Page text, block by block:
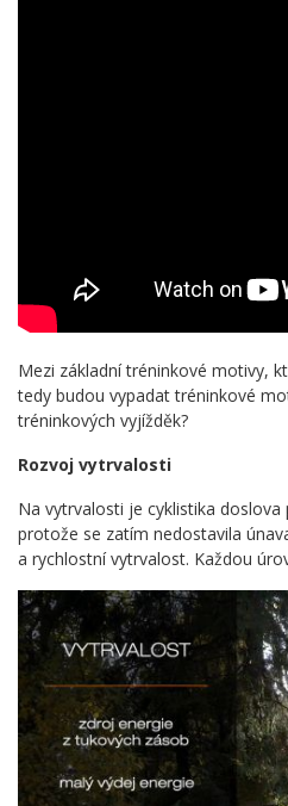
Mezi základní tréninkové motivy,
tedy budou vypadat tréninkové
tréninkových vyjížděk?
Rozvoj vytrvalosti
Na vytrvalosti je cyklistika
protože se zatím nedostavila
a rychlostní vytrvalost. Každou